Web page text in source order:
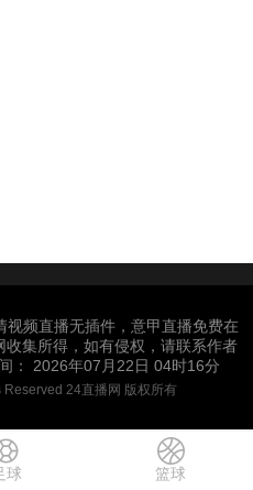
频直播无插件，意甲直播免费在
集所得，如有侵权，请联系作者
： 2026年07月22日 04时16分
24直播网 版权所有
球 篮球